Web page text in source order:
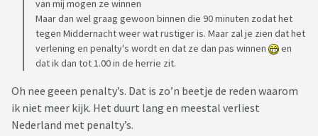
van mij mogen ze winnen
Maar dan wel graag gewoon binnen die 90 minuten zodat het
tegen Middernacht weer wat rustiger is. Maar zal je zien dat het
verlening en penalty's wordt en dat ze dan pas winnen
en
dat ik dan tot 1.00 in de herrie zit.
Oh nee geeen penalty’s. Dat is zo’n beetje de reden waarom
ik niet meer kijk. Het duurt lang en meestal verliest
Nederland met penalty’s.